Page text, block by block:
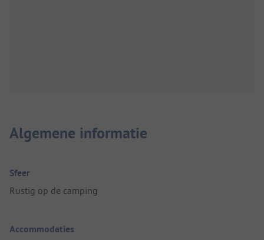
Algemene informatie
Sfeer
Rustig op de camping
Accommodaties